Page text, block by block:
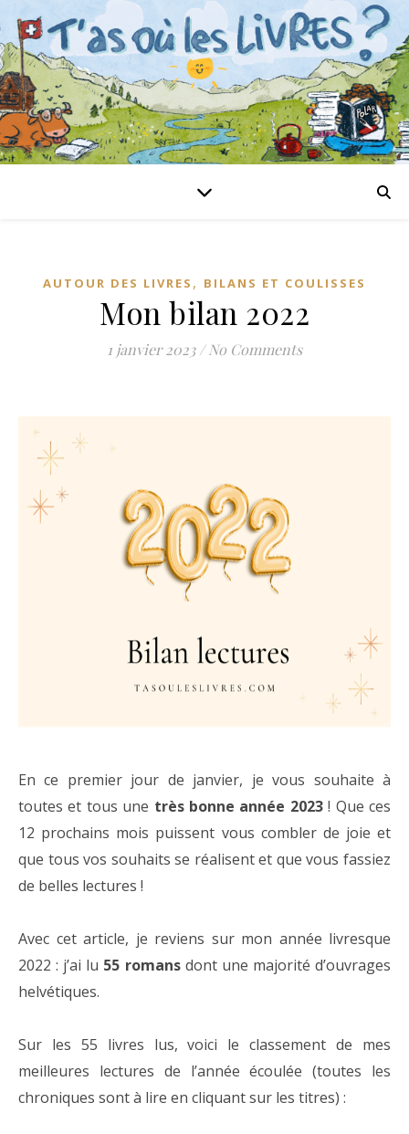
AUTOUR DES LIVRES , BILANS ET COULISSES
Mon bilan 2022
1 janvier 2023 / No Comments
En ce premier jour de janvier, je vous souhaite à
toutes et tous une très bonne année 2023! Que ces
12 prochains mois puissent vous combler de joie et
que tous vos souhaits se réalisent et que vous fassiez
de belles lectures !
Avec cet article, je reviens sur mon année livresque
2022 : j’ai lu 55 romansdont une majorité d’ouvrages
helvétiques.
Sur les 55 livres lus, voici le classement de mes
meilleures lectures de l’année écoulée (toutes les
chroniques sont à lire en cliquant sur les titres) :